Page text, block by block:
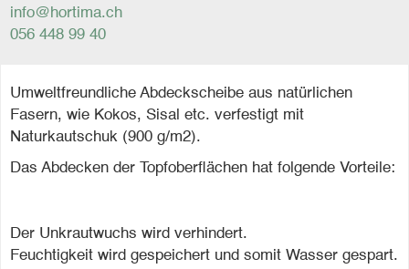
info@hortima.ch
056 448 99 40
Umweltfreundliche Abdeckscheibe aus natürlichen
Fasern, wie Kokos, Sisal etc. verfestigt mit
Naturkautschuk (900 g/m2).
Das Abdecken der Topfoberflächen hat folgende Vorteile:
Der Unkrautwuchs wird verhindert.
Feuchtigkeit wird gespeichert und somit Wasser gespart.